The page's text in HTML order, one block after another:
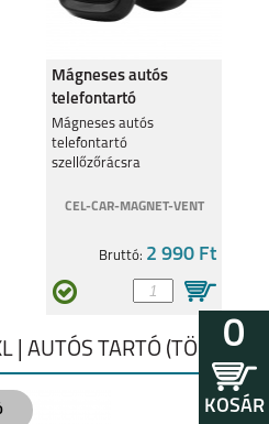
Mágneses autós
telefontartó
szellőzőrácsra
Mágneses autós
telefontartó
szellőzőrácsra
CEL-CAR-MAGNET-VENT
Bruttó: 2 990 Ft
| AUTÓS TARTÓ (TÖLTŐS)
0
KOSÁR